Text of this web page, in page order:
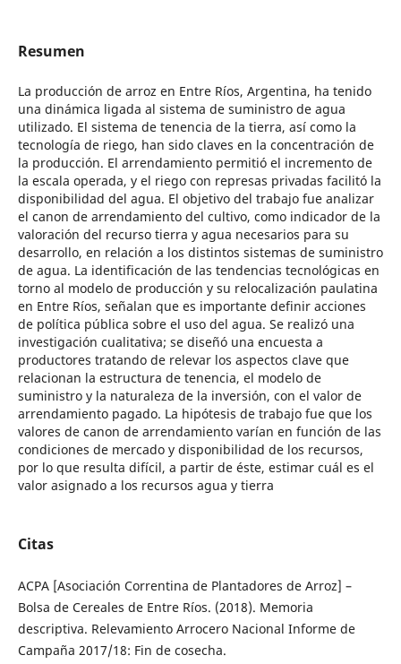
Resumen
La producción de arroz en Entre Ríos, Argentina, ha tenido
una dinámica ligada al sistema de suministro de agua
utilizado. El sistema de tenencia de la tierra, así como la
tecnología de riego, han sido claves en la concentración de
la producción. El arrendamiento permitió el incremento de
la escala operada, y el riego con represas privadas facilitó la
disponibilidad del agua. El objetivo del trabajo fue analizar
el canon de arrendamiento del cultivo, como indicador de la
valoración del recurso tierra y agua necesarios para su
desarrollo, en relación a los distintos sistemas de suministro
de agua. La identificación de las tendencias tecnológicas en
torno al modelo de producción y su relocalización paulatina
en Entre Ríos, señalan que es importante definir acciones
de política pública sobre el uso del agua. Se realizó una
investigación cualitativa; se diseñó una encuesta a
productores tratando de relevar los aspectos clave que
relacionan la estructura de tenencia, el modelo de
suministro y la naturaleza de la inversión, con el valor de
arrendamiento pagado. La hipótesis de trabajo fue que los
valores de canon de arrendamiento varían en función de las
condiciones de mercado y disponibilidad de los recursos,
por lo que resulta difícil, a partir de éste, estimar cuál es el
valor asignado a los recursos agua y tierra
Citas
ACPA [Asociación Correntina de Plantadores de Arroz] –
Bolsa de Cereales de Entre Ríos. (2018). Memoria
descriptiva. Relevamiento Arrocero Nacional Informe de
Campaña 2017/18: Fin de cosecha.